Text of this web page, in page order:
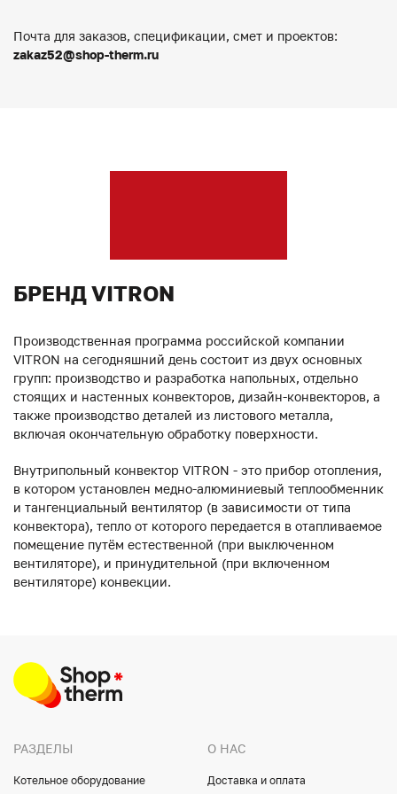
Почта для заказов, спецификации, смет и проектов:
zakaz52@shop-therm.ru
БРЕНД VITRON
Производственная программа российской компании
VITRON на сегодняшний день состоит из двух основных
групп: производство и разработка напольных, отдельно
стоящих и настенных конвекторов, дизайн-конвекторов, а
также производство деталей из листового металла,
включая окончательную обработку поверхности.
Внутрипольный конвектор VITRON - это прибор отопления,
в котором установлен медно-алюминиевый теплообменник
и тангенциальный вентилятор (в зависимости от типа
конвектора), тепло от которого передается в отапливаемое
помещение путём естественной (при выключенном
вентиляторе), и принудительной (при включенном
вентиляторе) конвекции.
РАЗДЕЛЫ
Котельное оборудование
О НАС
Доставка и оплата